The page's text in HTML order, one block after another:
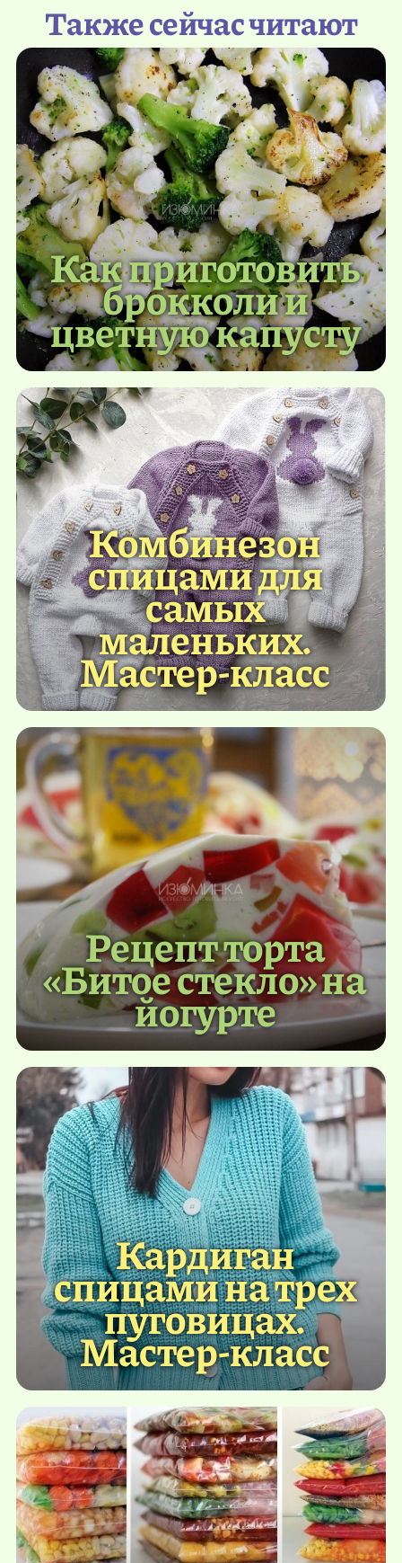
Также сейчас читают
Как приготовить
брокколи и
цветную капусту
Комбинезон
спицами для
самых
маленьких.
Мастер-класс
Рецепт торта
«Битое стекло» на
йогурте
Кардиган
спицами на трех
пуговицах.
Мастер-класс